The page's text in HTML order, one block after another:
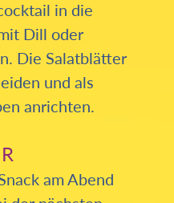
in die
Dill oder
Die Salatblätter
und als
anrichten.
am Abend